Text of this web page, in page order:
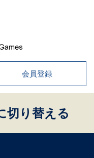
会員登録
切り替える